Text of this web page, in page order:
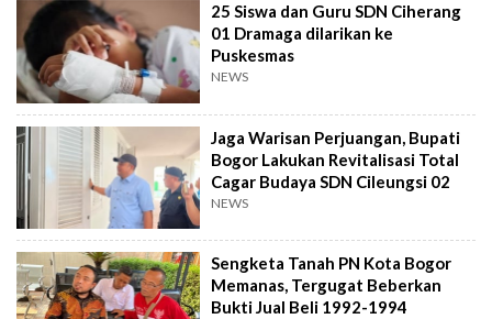
25 Siswa dan Guru SDN Ciherang
01 Dramaga dilarikan ke
Puskesmas
NEWS
Jaga Warisan Perjuangan, Bupati
Bogor Lakukan Revitalisasi Total
Cagar Budaya SDN Cileungsi 02
NEWS
Sengketa Tanah PN Kota Bogor
Memanas, Tergugat Beberkan
Bukti Jual Beli 1992-1994